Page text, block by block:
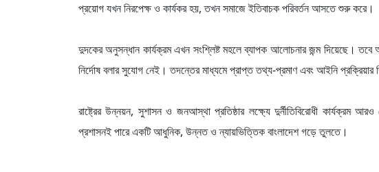
প্রয়োগ যখন নিরপেক্ষ ও কার্যকর হয়, তখন সমাজে ইতিবাচক পরিবর্তন আসতে শুরু করে।
দুদকের অনুসন্ধান কার্যক্রম এখন সংশ্লিষ্ট মহলে ব্যাপক আলোচনার জন্ম দিয়েছে।
নির্দোষ বলার সুযোগ নেই। তদন্তের মাধ্যমে প্রাপ্ত তথ্য-প্রমাণ এবং আইনি প্রক্রিয়ার
রাষ্ট্রের উন্নয়ন, সুশাসন ও জনআস্থা প্রতিষ্ঠার লক্ষ্যে দুর্নীতিবিরোধী কার্যক্রম
প্রশাসনই পারে একটি আধুনিক, উন্নত ও ন্যায়ভিত্তিক বাংলাদেশ গড়ে তুলতে।